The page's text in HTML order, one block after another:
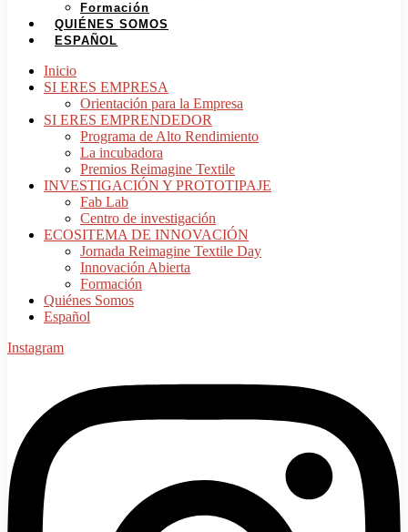
Formación
QUIÉNES SOMOS
ESPAÑOL
Inicio
SI ERES EMPRESA
Orientación para la Empresa
SI ERES EMPRENDEDOR
Programa de Alto Rendimiento
La incubadora
Premios Reimagine Textile
INVESTIGACIÓN Y PROTOTIPAJE
Fab Lab
Centro de investigación
ECOSITEMA DE INNOVACIÓN
Jornada Reimagine Textile Day
Innovación Abierta
Formación
Quiénes Somos
Español
Instagram